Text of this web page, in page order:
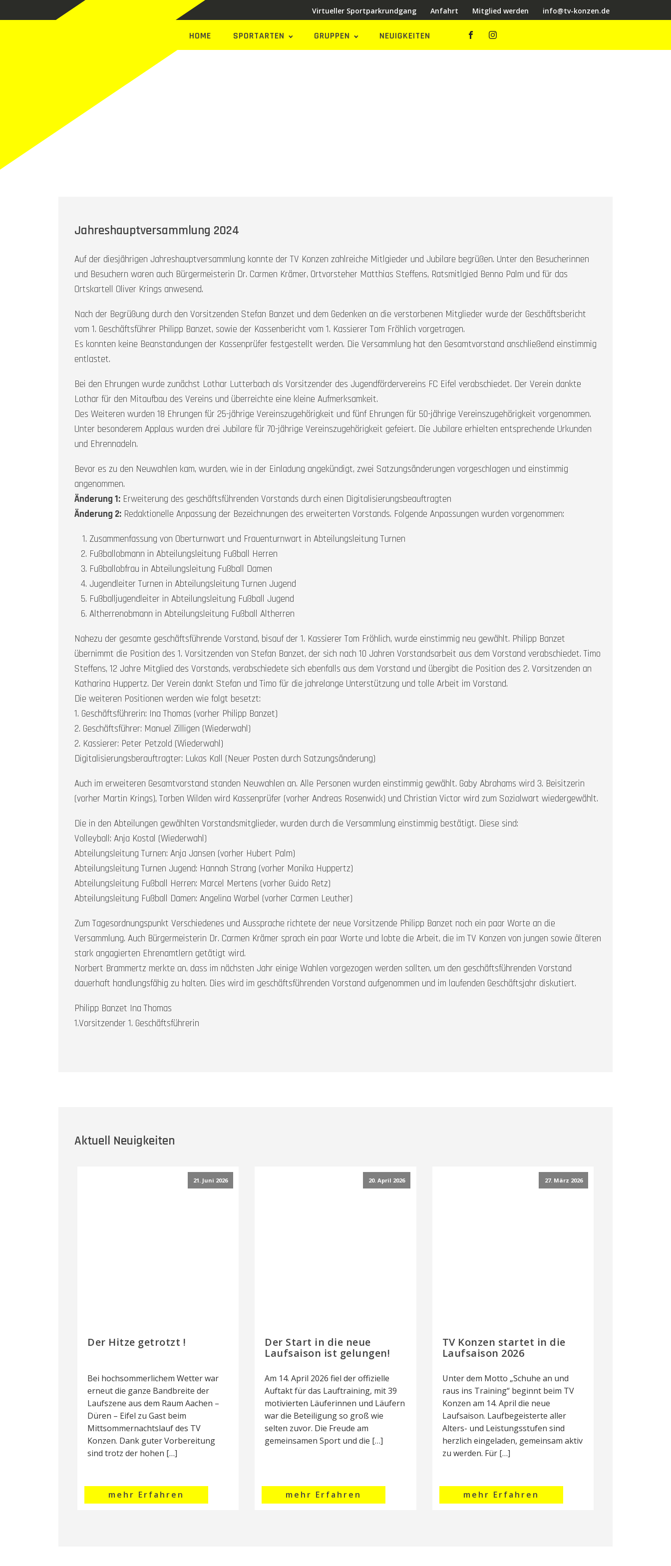
Virtueller Sportparkrundgang Anfahrt Mitglied werden info@tv-konzen.de
HOME SPORTARTEN GRUPPEN NEUIGKEITEN
Jahreshauptversammlung 2024
Auf der diesjährigen Jahreshauptversammlung konnte der TV Konzen zahlreiche Mitlgieder und Jubilare begrüßen. Unter den Besucherinnen
und Besuchern waren auch Bürgermeisterin Dr. Carmen Krämer, Ortvorsteher Matthias Steffens, Ratsmitlgied Benno Palm und für das
Ortskartell Oliver Krings anwesend.
Nach der Begrüßung durch den Vorsitzenden Stefan Banzet und dem Gedenken an die verstorbenen Mitglieder wurde der Geschäftsbericht
vom 1. Geschäftsführer Philipp Banzet, sowie der Kassenbericht vom 1. Kassierer Tom Fröhlich vorgetragen.
Es konnten keine Beanstandungen der Kassenprüfer festgestellt werden. Die Versammlung hat den Gesamtvorstand anschließend einstimmig
entlastet.
Bei den Ehrungen wurde zunächst Lothar Lutterbach als Vorsitzender des Jugendfördervereins FC Eifel verabschiedet. Der Verein dankte
Lothar für den Mitaufbau des Vereins und überreichte eine kleine Aufmerksamkeit.
Des Weiteren wurden 18 Ehrungen für 25-jährige Vereinszugehörigkeit und fünf Ehrungen für 50-jährige Vereinszugehörigkeit vorgenommen.
Unter besonderem Applaus wurden drei Jubilare für 70-jährige Vereinszugehörigkeit gefeiert. Die Jubilare erhielten entsprechende Urkunden
und Ehrennadeln.
Bevor es zu den Neuwahlen kam, wurden, wie in der Einladung angekündigt, zwei Satzungsänderungen vorgeschlagen und einstimmig
angenommen.
Änderung 1: Erweiterung des geschäftsführenden Vorstands durch einen Digitalisierungsbeauftragten
Änderung 2: Redaktionelle Anpassung der Bezeichnungen des erweiterten Vorstands. Folgende Anpassungen wurden vorgenommen:
Zusammenfassung von Oberturnwart und Frauenturnwart in Abteilungsleitung Turnen
Fußballobmann in Abteilungsleitung Fußball Herren
Fußballobfrau in Abteilungsleitung Fußball Damen
Jugendleiter Turnen in Abteilungsleitung Turnen Jugend
Fußballjugendleiter in Abteilungsleitung Fußball Jugend
Altherrenobmann in Abteilungsleitung Fußball Altherren
Nahezu der gesamte geschäftsführende Vorstand, bisauf der 1. Kassierer Tom Fröhlich, wurde einstimmig neu gewählt. Philipp Banzet
übernimmt die Position des 1. Vorsitzenden von Stefan Banzet, der sich nach 10 Jahren Vorstandsarbeit aus dem Vorstand verabschiedet. Timo
Steffens, 12 Jahre Mitglied des Vorstands, verabschiedete sich ebenfalls aus dem Vorstand und übergibt die Position des 2. Vorsitzenden an
Katharina Huppertz. Der Verein dankt Stefan und Timo für die jahrelange Unterstützung und tolle Arbeit im Vorstand.
Die weiteren Positionen werden wie folgt besetzt:
1. Geschäftsführerin: Ina Thomas (vorher Philipp Banzet)
2. Geschäftsführer: Manuel Zilligen (Wiederwahl)
2. Kassierer: Peter Petzold (Wiederwahl)
Digitalisierungsberauftragter: Lukas Kall (Neuer Posten durch Satzungsänderung)
Auch im erweiteren Gesamtvorstand standen Neuwahlen an. Alle Personen wurden einstimmig gewählt. Gaby Abrahams wird 3. Beisitzerin
(vorher Martin Krings), Torben Wilden wird Kassenprüfer (vorher Andreas Rosenwick) und Christian Victor wird zum Sozialwart wiedergewählt.
Die in den Abteilungen gewählten Vorstandsmitglieder, wurden durch die Versammlung einstimmig bestätigt. Diese sind:
Volleyball: Anja Kostal (Wiederwahl)
Abteilungsleitung Turnen: Anja Jansen (vorher Hubert Palm)
Abteilungsleitung Turnen Jugend: Hannah Strang (vorher Monika Huppertz)
Abteilungsleitung Fußball Herren: Marcel Mertens (vorher Guido Retz)
Abteilungsleitung Fußball Damen: Angelina Warbel (vorher Carmen Leuther)
Zum Tagesordnungspunkt Verschiedenes und Aussprache richtete der neue Vorsitzende Philipp Banzet noch ein paar Worte an die
Versammlung. Auch Bürgermeisterin Dr. Carmen Krämer sprach ein paar Worte und lobte die Arbeit, die im TV Konzen von jungen sowie älteren
stark angagierten Ehrenamtlern getätigt wird.
Norbert Brammertz merkte an, dass im nächsten Jahr einige Wahlen vorgezogen werden sollten, um den geschäftsführenden Vorstand
dauerhaft handlungsfähig zu halten. Dies wird im geschäftsführenden Vorstand aufgenommen und im laufenden Geschäftsjahr diskutiert.
Philipp Banzet Ina Thomas
1.Vorsitzender 1. Geschäftsführerin
Aktuell Neuigkeiten
21. Juni 2026
Der Hitze getrotzt !
Bei hochsommerlichem Wetter war
erneut die ganze Bandbreite der
Laufszene aus dem Raum Aachen –
Düren – Eifel zu Gast beim
Mittsommernachtslauf des TV
Konzen. Dank guter Vorbereitung
sind trotz der hohen […]
mehr Erfahren
20. April 2026
Der Start in die neue
Laufsaison ist gelungen!
Am 14. April 2026 fiel der offizielle
Auftakt für das Lauftraining, mit 39
motivierten Läuferinnen und Läufern
war die Beteiligung so groß wie
selten zuvor. Die Freude am
gemeinsamen Sport und die […]
mehr Erfahren
27. März 2026
TV Konzen startet in die
Laufsaison 2026
Unter dem Motto „Schuhe an und
raus ins Training“ beginnt beim TV
Konzen am 14. April die neue
Laufsaison. Laufbegeisterte aller
Alters- und Leistungsstufen sind
herzlich eingeladen, gemeinsam aktiv
zu werden. Für […]
mehr Erfahren